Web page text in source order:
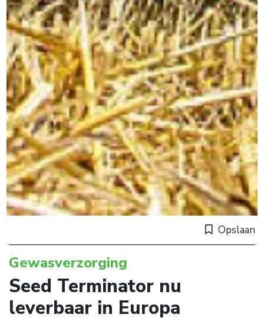
Opslaan
Gewasverzorging
Seed Terminator nu
leverbaar in Europa